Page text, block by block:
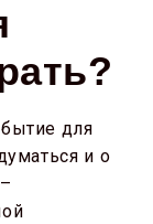
для
и о